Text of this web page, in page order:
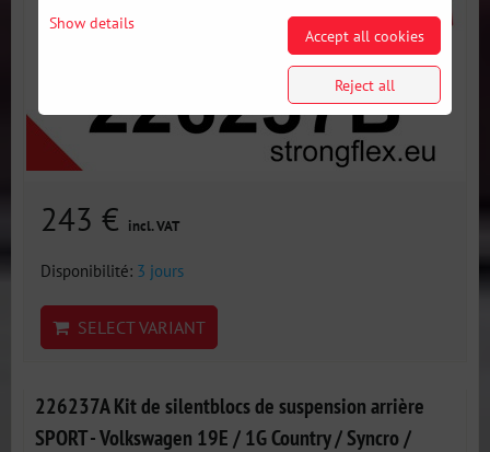
243 € incl. VAT
Disponibilité: 3 jours
SELECT VARIANT
226237A Kit de silentblocs de suspension arrière
SPORT - Volkswagen 19E / 1G Country / Syncro /
Show details
Accept all cookies
Reject all